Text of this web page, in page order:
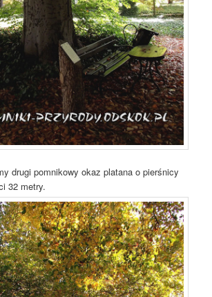
drugi pomnikowy okaz platana o pierśnicy
32 metry.